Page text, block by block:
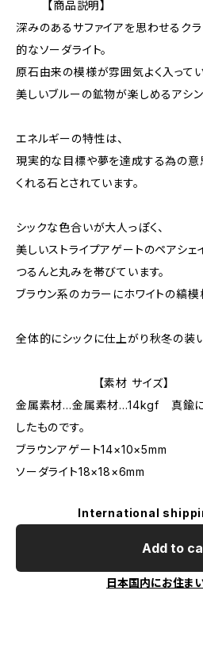
【商品説明】
深みのあるサファイアを思わせるク
的なソーダライト。
原石由来の模様が雰囲気よく入ってい
美しいブルーの鉱物が楽しめるアシン
エネルギーの特性は、
現実的な目標や夢を達成する為の意
くれる石とされています。
シックな色合いが大人っぽく、
美しいストライプアゲートのペアシェ
つるんと丸みを帯びています。
ブラウン系のカラーにホワイトの縞模
全体的にシックに仕上がり秋冬の装
【素材 サイズ】
金属素材…金属素材…14kgf 真鍮に
したものです。
ブラウンアゲート14×10×5mm
ソーダライト18×18×6mm
International
Add to
日本国内にお住ま